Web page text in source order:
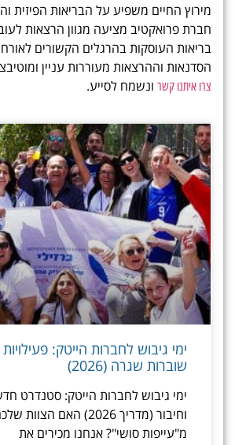
מירוץ החיים משפיע על הבריאות הפיזית
חברת פרואקטיב מציעה מגוון הרצאות
בריאות העוסקות בהרגלים הקשורים
הסדנאות וההרצאות מעוררות עניין
צרו איתנו קשר ונשמח לסייע.
שוברות שגרה (2026)
ימי גיבוש לחברות הייטק: סטנדרט
וחיבור (מדריך 2026) האם
מ"עייפות סושי"? אנחנו מכירים את